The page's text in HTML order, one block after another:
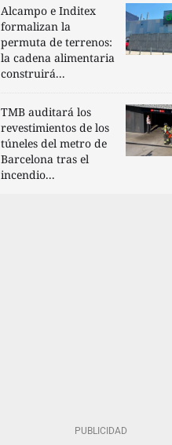
Alcampo e Inditex
formalizan la
permuta de terrenos:
la cadena alimentaria
construirá...
TMB auditará los
revestimientos de los
túneles del metro de
Barcelona tras el
incendio...